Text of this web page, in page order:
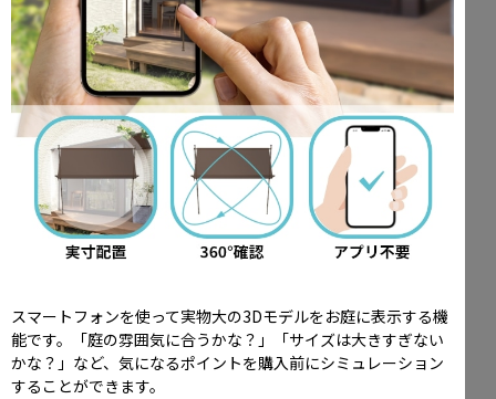
スマートフォンを使って実物大の3Dモデルをお庭に表示する機
能です。「庭の雰囲気に合うかな？」「サイズは大きすぎない
かな？」など、気になるポイントを購入前にシミュレーション
することができます。